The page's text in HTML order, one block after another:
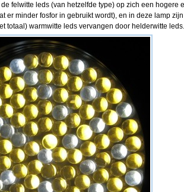
felwitte leds (van hetzelfde type) op zich een hogere
er minder fosfor in gebruikt wordt), en in deze lamp
totaal) warmwitte leds vervangen door helderwitte